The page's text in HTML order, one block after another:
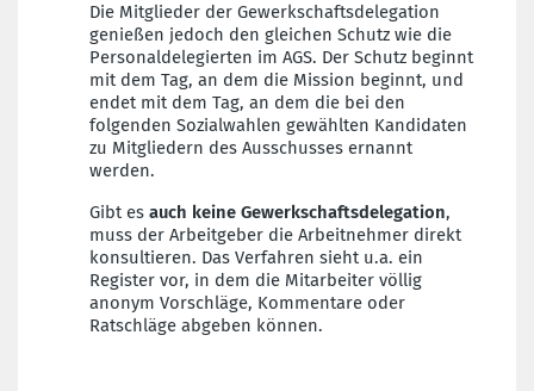
Die Mitglieder der Gewerkschaftsdelegation
genießen jedoch den gleichen Schutz wie die
Personaldelegierten im AGS. Der Schutz beginnt
mit dem Tag, an dem die Mission beginnt, und
endet mit dem Tag, an dem die bei den
folgenden Sozialwahlen gewählten Kandidaten
zu Mitgliedern des Ausschusses ernannt
werden.
Gibt es auch keine Gewerkschaftsdelegation,
muss der Arbeitgeber die Arbeitnehmer direkt
konsultieren. Das Verfahren sieht u.a. ein
Register vor, in dem die Mitarbeiter völlig
anonym Vorschläge, Kommentare oder
Ratschläge abgeben können.